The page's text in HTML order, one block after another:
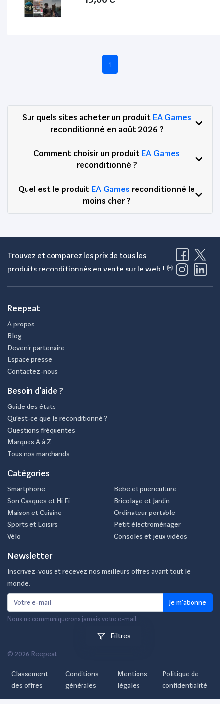
Filtres
1
Sur quels sites acheter un produit EA Games
reconditionné en août 2026 ?
Comment choisir un produit EA Games
reconditionné ?
Quel est le produit EA Games reconditionné le
moins cher ?
Trouvez et comparez les prix de tous les
produits reconditionnés en vente sur le web ! 🤘
Reepeat
À propos
Blog
Devenir partenaire
Espace presse
Contactez-nous
Besoin d'aide ?
Guide des états
Qu’est-ce que le reconditionné ?
Questions fréquentes
Marques A à Z
Tous nos marchands
Catégories
Smartphone
Son Casques et Hi Fi
Maison et Cuisine
Sports et Loisirs
Vélo
Bébé et puériculture
Bricolage et Jardin
Ordinateur portable
Petit électroménager
Consoles et jeux vidéos
Newsletter
Inscrivez-vous et recevez nos meilleurs offres avant tout le
monde.
Je m'abonne
Nous ne communiquerons jamais votre e-mail.
© 2026 Reepeat
Classement
des offres
Conditions
générales
Mentions
légales
Politique de
confidentialité